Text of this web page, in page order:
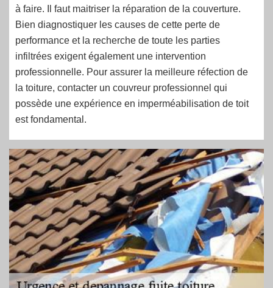
à faire. Il faut maitriser la réparation de la couverture.
Bien diagnostiquer les causes de cette perte de
performance et la recherche de toute les parties
infiltrées exigent également une intervention
professionnelle. Pour assurer la meilleure réfection de
la toiture, contacter un couvreur professionnel qui
possède une expérience en imperméabilisation de toit
est fondamental.